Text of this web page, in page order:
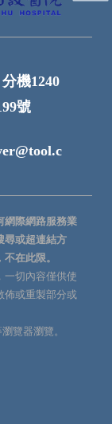
分機1240
號
網際網路服務業
尋或超連結方
在此限。
一切內容僅供使
佈或重製部分或
覽器瀏覽。